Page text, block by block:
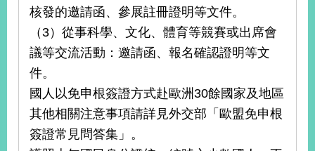
核發的邀請函、參展註冊證明等文件。
（3）從事科學、文化、體育等競賽或出席會
議等交流活動：邀請函、報名確認證明等文
件。
國人以免申根簽證方式赴歐洲30餘國家及地區
其他相關注意事項請詳見外交部「歐盟免申根
簽證常見問答集」。